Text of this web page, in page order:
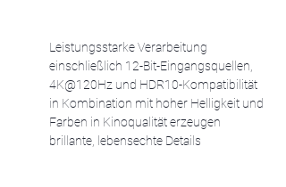
Leistungsstarke Verarbeitung
einschließlich 12-Bit-Eingangsquellen,
4K@120Hz und HDR10-Kompatibilität
in Kombination mit hoher Helligkeit und
Farben in Kinoqualität erzeugen
brillante, lebensechte Details